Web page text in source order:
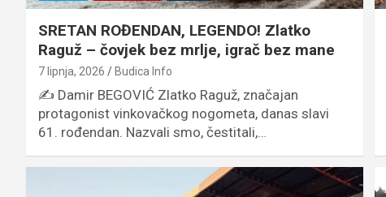
SRETAN ROĐENDAN, LEGENDO! Zlatko
Raguž – čovjek bez mrlje, igrač bez mane
7 lipnja, 2026 Budica Info
✍️ Damir BEGOVIĆ Zlatko Raguž, značajan
protagonist vinkovačkog nogometa, danas slavi
61. rođendan. Nazvali smo, čestitali,…